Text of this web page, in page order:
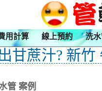
用計算 線上預約 洗水
甘蔗汁? 新
管 案例